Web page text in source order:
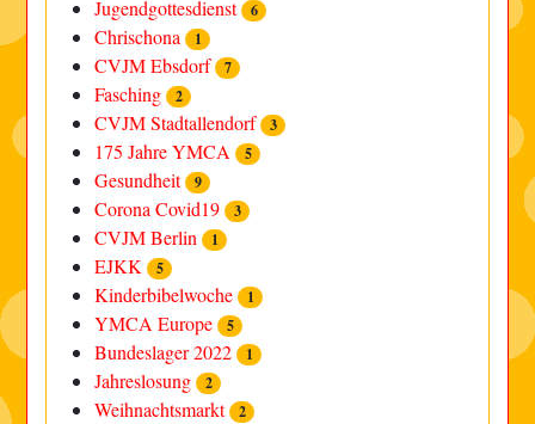
Jugendgottesdienst 6
Chrischona 1
CVJM Ebsdorf 7
Fasching 2
CVJM Stadtallendorf 3
175 Jahre YMCA 5
Gesundheit 9
Corona Covid19 3
CVJM Berlin 1
EJKK 5
Kinderbibelwoche 1
YMCA Europe 5
Bundeslager 2022 1
Jahreslosung 2
Weihnachtsmarkt 2